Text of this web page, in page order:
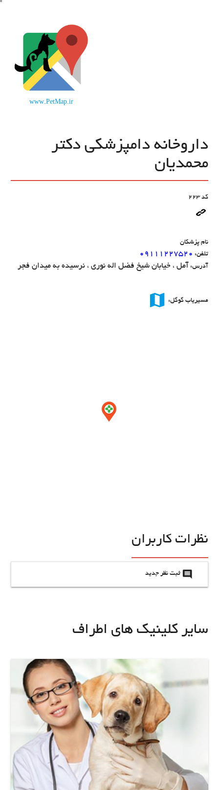
www.PetMap.ir
داروخانه دامپزشکی دکتر
محمدیان
کد223
نام پزشکان
تلفن: ۰۹۱۱۱۲۲۷۵۲۰
آدرس: آمل ، خیابان شیخ فضل اله نوری ، نرسیده به میدان فجر
مسیریاب گوگل: map
نظرات کاربران
insert_comment ثبت نظر جدید
سایر کلینیک های اطراف